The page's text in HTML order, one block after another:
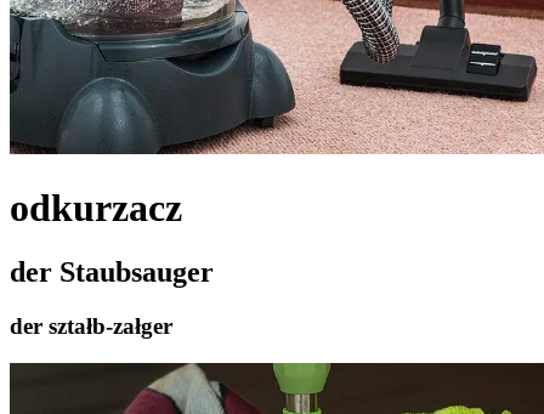
odkurzacz
der Staubsauger
der ształb-załger